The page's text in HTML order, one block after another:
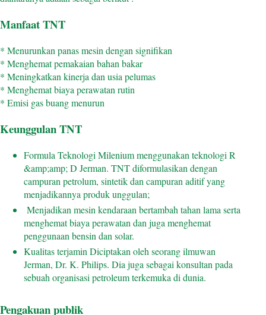
Manfaat TNT
* Menurunkan panas mesin dengan signifikan
* Menghemat pemakaian bahan bakar
* Meningkatkan kinerja dan usia pelumas
* Menghemat biaya perawatan rutin
* Emisi gas buang menurun
Keunggulan TNT
Formula Teknologi Milenium menggunakan teknologi R
&amp;amp; D Jerman. TNT diformulasikan dengan
campuran petrolum, sintetik dan campuran aditif yang
menjadikannya produk unggulan;
Menjadikan mesin kendaraan bertambah tahan lama serta
menghemat biaya perawatan dan juga menghemat
penggunaan bensin dan solar.
Kualitas terjamin Diciptakan oleh seorang ilmuwan
Jerman, Dr. K. Philips. Dia juga sebagai konsultan pada
sebuah organisasi petroleum terkemuka di dunia.
Pengakuan publik